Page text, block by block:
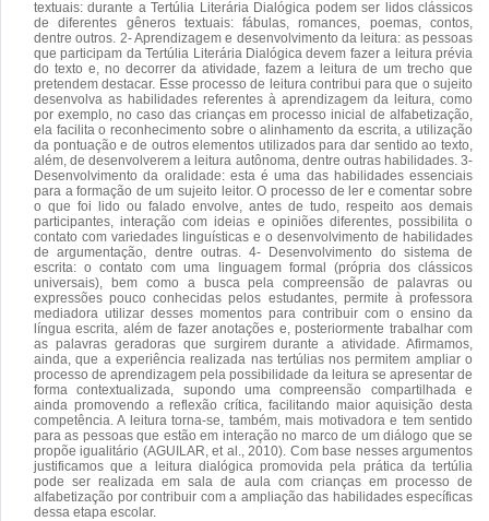
textuais: durante a Tertúlia Literária Dialógica podem ser lidos clássicos
de diferentes gêneros textuais: fábulas, romances, poemas, contos,
dentre outros. 2- Aprendizagem e desenvolvimento da leitura: as pessoas
que participam da Tertúlia Literária Dialógica devem fazer a leitura prévia
do texto e, no decorrer da atividade, fazem a leitura de um trecho que
pretendem destacar. Esse processo de leitura contribui para que o sujeito
desenvolva as habilidades referentes à aprendizagem da leitura, como
por exemplo, no caso das crianças em processo inicial de alfabetização,
ela facilita o reconhecimento sobre o alinhamento da escrita, a utilização
da pontuação e de outros elementos utilizados para dar sentido ao texto,
além, de desenvolverem a leitura autônoma, dentre outras habilidades. 3-
Desenvolvimento da oralidade: esta é uma das habilidades essenciais
para a formação de um sujeito leitor. O processo de ler e comentar sobre
o que foi lido ou falado envolve, antes de tudo, respeito aos demais
participantes, interação com ideias e opiniões diferentes, possibilita o
contato com variedades linguísticas e o desenvolvimento de habilidades
de argumentação, dentre outras. 4- Desenvolvimento do sistema de
escrita: o contato com uma linguagem formal (própria dos clássicos
universais), bem como a busca pela compreensão de palavras ou
expressões pouco conhecidas pelos estudantes, permite à professora
mediadora utilizar desses momentos para contribuir com o ensino da
língua escrita, além de fazer anotações e, posteriormente trabalhar com
as palavras geradoras que surgirem durante a atividade. Afirmamos,
ainda, que a experiência realizada nas tertúlias nos permitem ampliar o
processo de aprendizagem pela possibilidade da leitura se apresentar de
forma contextualizada, supondo uma compreensão compartilhada e
ainda promovendo a reflexão crítica, facilitando maior aquisição desta
competência. A leitura torna-se, também, mais motivadora e tem sentido
para as pessoas que estão em interação no marco de um diálogo que se
propõe igualitário (AGUILAR, et al., 2010). Com base nesses argumentos
justificamos que a leitura dialógica promovida pela prática da tertúlia
pode ser realizada em sala de aula com crianças em processo de
alfabetização por contribuir com a ampliação das habilidades específicas
dessa etapa escolar.